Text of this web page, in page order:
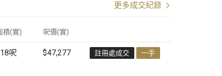
積(實) 呎價(實)
呎 $47,277 註冊處成交 一手
更多成交紀錄